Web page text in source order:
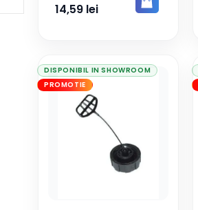
14,59 lei
DISPONIBIL IN SHOWROOM
PROMOTIE